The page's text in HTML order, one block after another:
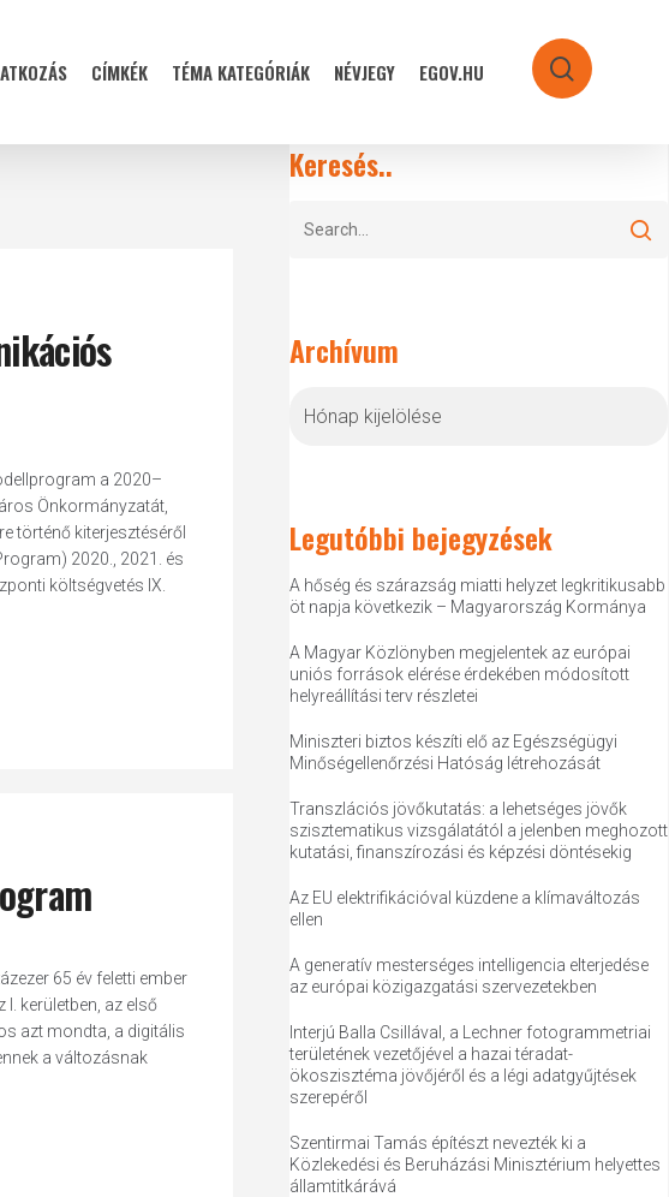
CÍMKÉK TÉMA KATEGÓRIÁK NÉVJEGY EGOV.HU search
a 2020–
Önkormányzatát,
történő kiterjesztéséről
2020., 2021. és
költségvetés IX.
65 év feletti ember
kerületben, az első
azt mondta, a digitális
a változásnak
Keresés..
Archívum
Legutóbbi bejegyzések
A hőség és szárazság miatti helyzet legkritikusabb
öt napja következik – Magyarország Kormánya
A Magyar Közlönyben megjelentek az európai
uniós források elérése érdekében módosított
helyreállítási terv részletei
Miniszteri biztos készíti elő az Egészségügyi
Minőségellenőrzési Hatóság létrehozását
Transzlációs jövőkutatás: a lehetséges jövők
szisztematikus vizsgálatától a jelenben meghozott
kutatási, finanszírozási és képzési döntésekig
Az EU elektrifikációval küzdene a klímaváltozás
ellen
A generatív mesterséges intelligencia elterjedése
az európai közigazgatási szervezetekben
Interjú Balla Csillával, a Lechner fotogrammetriai
területének vezetőjével a hazai téradat-
ökoszisztéma jövőjéről és a légi adatgyűjtések
szerepéről
Szentirmai Tamás építészt nevezték ki a
Közlekedési és Beruházási Minisztérium helyettes
államtitkárává